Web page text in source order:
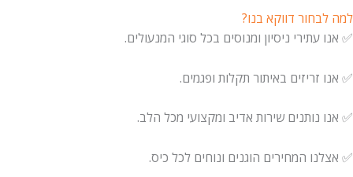
למה לבחור דווקא בנו?
✅ אנו עתירי ניסיון ומנוסים בכל סוגי המנעולים.
✅ אנו זריזים באיתור תקלות ופגמים.
✅ אנו נותנים שירות אדיב ומקצועי מכל הלב.
✅ אצלנו המחירים הוגנים ונוחים לכל כיס.